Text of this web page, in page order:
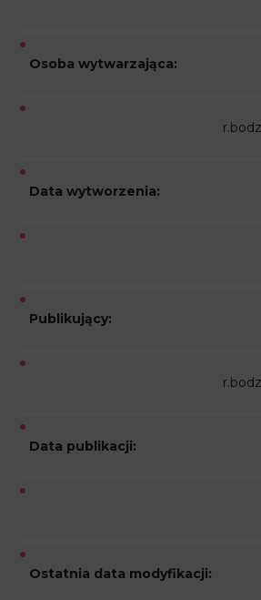
Osoba wytwarzająca:
Data wytworzenia:
Publikujący:
Data publikacji:
Ostatnia data modyfikacji: